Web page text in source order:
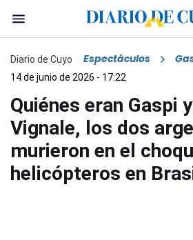
Diario de Cuyo Espectáculos
14 de junio de 2026 - 17:22
Quiénes eran Gaspi
Vignale, los dos
murieron en el
helicópteros en